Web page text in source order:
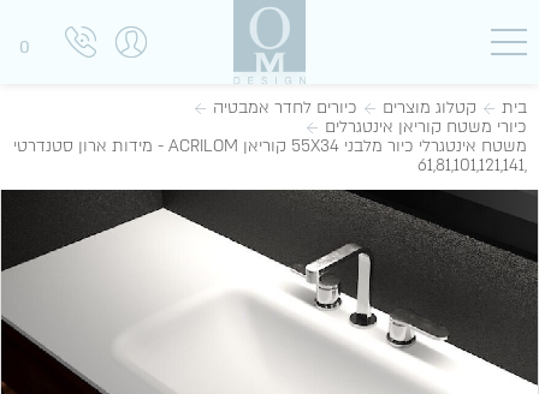
0
בית קטלוג מוצרים
כיורים לחדר אמבטיה
כיורי משטח קוריאן אינטגרלים
משטח אינטגרלי כיור מלבני 55X34 קוריאן ACRILOM - מידות ארון סטנדרטי
,61,81,101,121,141